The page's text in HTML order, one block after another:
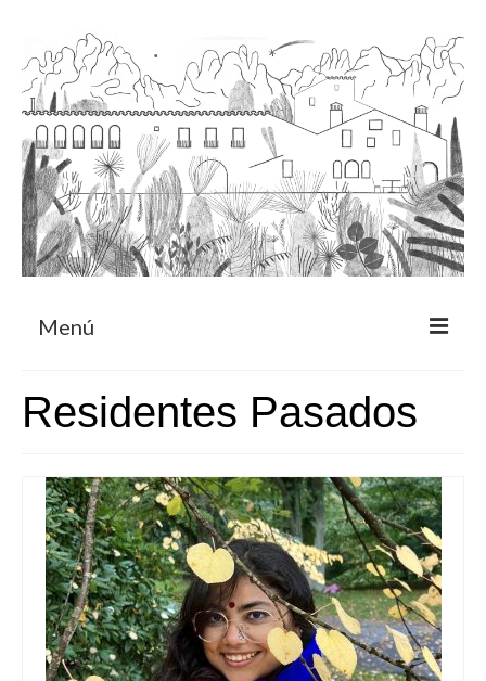
Menú
Programa de residencia
CRUCERO
Quedate con nosotras
Archivo
Contacto
Idioma:
Residentes Pasados